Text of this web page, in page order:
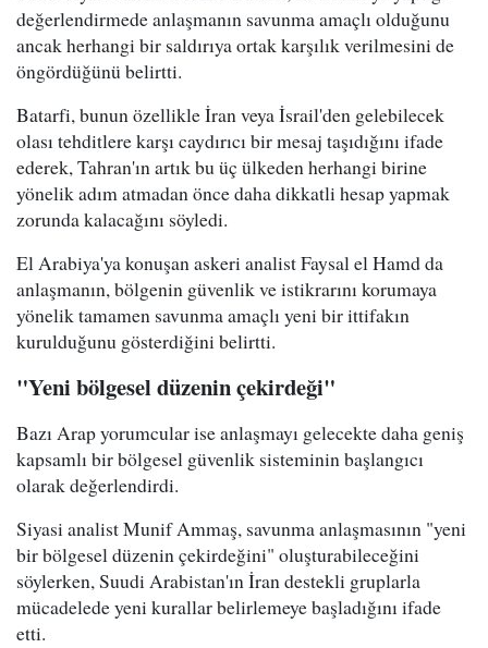
değerlendirmede anlaşmanın savunma amaçlı olduğunu
ancak herhangi bir saldırıya ortak karşılık verilmesini de
öngördüğünü belirtti.
Batarfi, bunun özellikle İran veya İsrail'den gelebilecek
olası tehditlere karşı caydırıcı bir mesaj taşıdığını ifade
ederek, Tahran'ın artık bu üç ülkeden herhangi birine
yönelik adım atmadan önce daha dikkatli hesap yapmak
zorunda kalacağını söyledi.
El Arabiya'ya konuşan askeri analist Faysal el Hamd da
anlaşmanın, bölgenin güvenlik ve istikrarını korumaya
yönelik tamamen savunma amaçlı yeni bir ittifakın
kurulduğunu gösterdiğini belirtti.
"Yeni bölgesel düzenin çekirdeği"
Bazı Arap yorumcular ise anlaşmayı gelecekte daha geniş
kapsamlı bir bölgesel güvenlik sisteminin başlangıcı
olarak değerlendirdi.
Siyasi analist Munif Ammaş, savunma anlaşmasının "yeni
bir bölgesel düzenin çekirdeğini" oluşturabileceğini
söylerken, Suudi Arabistan'ın İran destekli gruplarla
mücadelede yeni kurallar belirlemeye başladığını ifade
etti.